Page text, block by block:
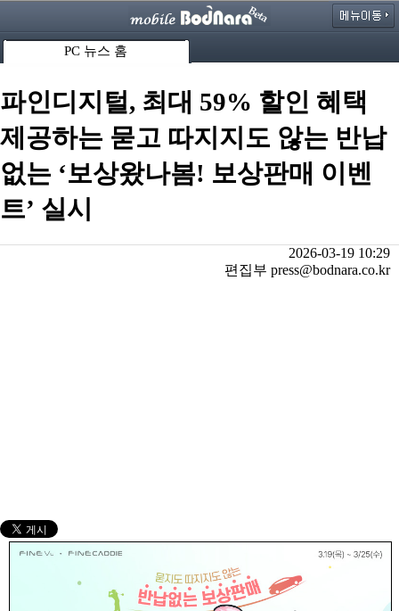
PC 뉴스 홈
파인디지털, 최대 59% 할인 혜택
제공하는 묻고 따지지도 않는 반납
없는 ‘보상왔나봄! 보상판매 이벤
트’ 실시
2026-03-19 10:29
편집부 press@bodnara.co.kr